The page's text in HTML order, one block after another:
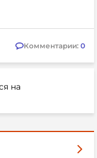
Комментарии: 0
на